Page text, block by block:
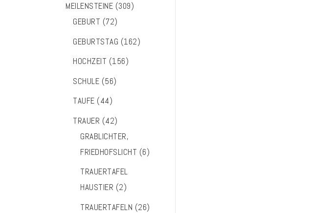
MEILENSTEINE (309)
GEBURT (72)
GEBURTSTAG (162)
HOCHZEIT (156)
SCHULE (56)
TAUFE (44)
TRAUER (42)
GRABLICHTER,
FRIEDHOFSLICHT (6)
TRAUERTAFEL
HAUSTIER (2)
TRAUERTAFELN (26)